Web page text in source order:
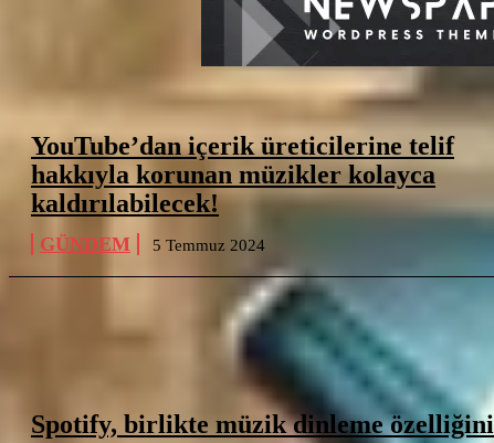
YouTube’dan içerik üreticilerine telif
hakkıyla korunan müzikler kolayca
kaldırılabilecek!
GÜNDEM 5 Temmuz 2024
Spotify, birlikte müzik dinleme özelliğini